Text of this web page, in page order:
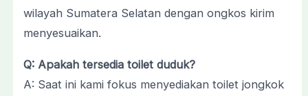
wilayah Sumatera Selatan dengan ongkos kirim
menyesuaikan.
Q: Apakah tersedia toilet duduk?
A: Saat ini kami fokus menyediakan toilet jongkok